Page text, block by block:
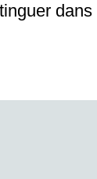
dans